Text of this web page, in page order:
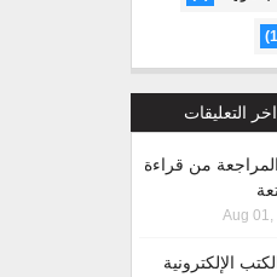
اخر التعليقات
من قراءة
Aug 01,
الإلكترونية